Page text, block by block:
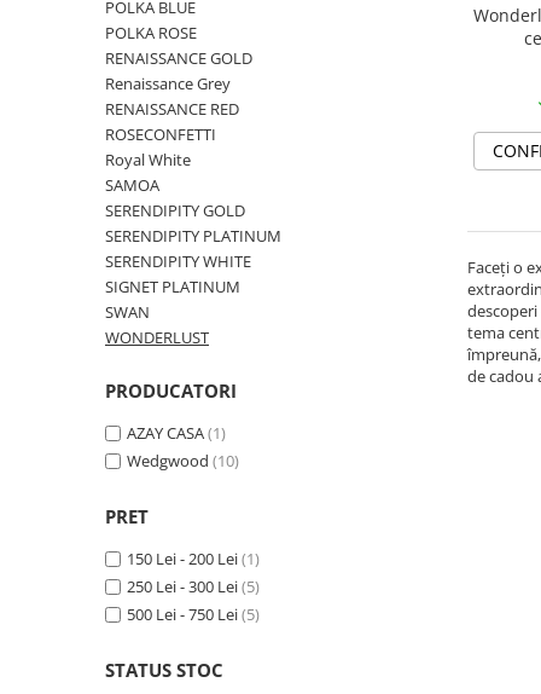
CELESTIAL PLATINUM
CORNUCOPIA
JASPER CONRAN GOLD
RENAISSANCE GOLD
ANTHEMION BLUE
BUTTERFLY BLOOM
OLD COUNTRY ROSES
SIGNET PLATINUM
CHINOISERIE WHITE
JASPER CONRAN WHITE
WONDERLUST
MORRIS&AMP;CO
SERENDIPITY GOLD
POLKA BLUE
POLKA ROSE
RENAISSANCE GOLD
Renaissance Grey
RENAISSANCE RED
ROSECONFETTI
Royal White
SAMOA
SERENDIPITY GOLD
SERENDIPITY PLATINUM
SERENDIPITY WHITE
SIGNET PLATINUM
SWAN
WONDERLUST
PRODUCATORI
AZAY CASA(1)
Wedgwood (10)
PRET
150 Lei - 200 Lei(1)
250 Lei - 300 Lei(5)
500 Lei - 750 Lei(5)
STATUS STOC
Faceți o
tema
de cadou